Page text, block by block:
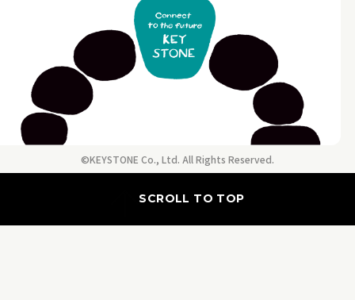
©KEYSTONE Co., Ltd. All Rights Reserved.
SCROLL TO TOP